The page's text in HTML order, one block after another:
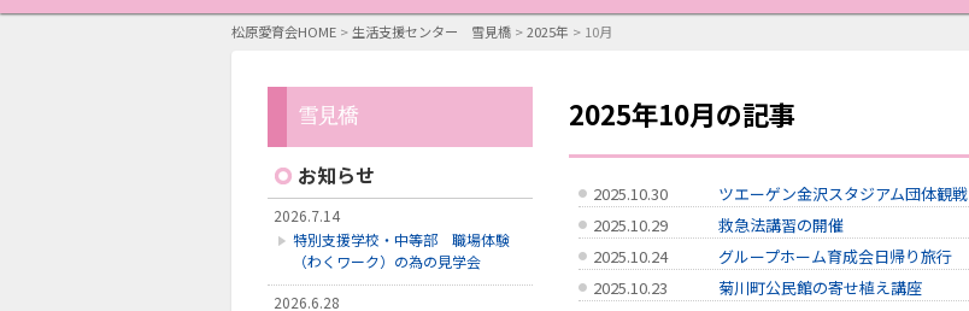
松原愛育会HOME > 生活支援センター 雪見橋 >2025年 > 10月
2025年10月の記事
2025.10.30
ツエーゲン金沢スタジアム団体観戦
2025.10.29
救急法講習の開催
2025.10.24
グループホーム育成会日帰り旅行
2025.10.23
菊川町公民館の寄せ植え講座
お知らせ
2026.7.14
特別支援学校・中等部 職場体験
（わくワーク）の為の見学会
2026.6.28